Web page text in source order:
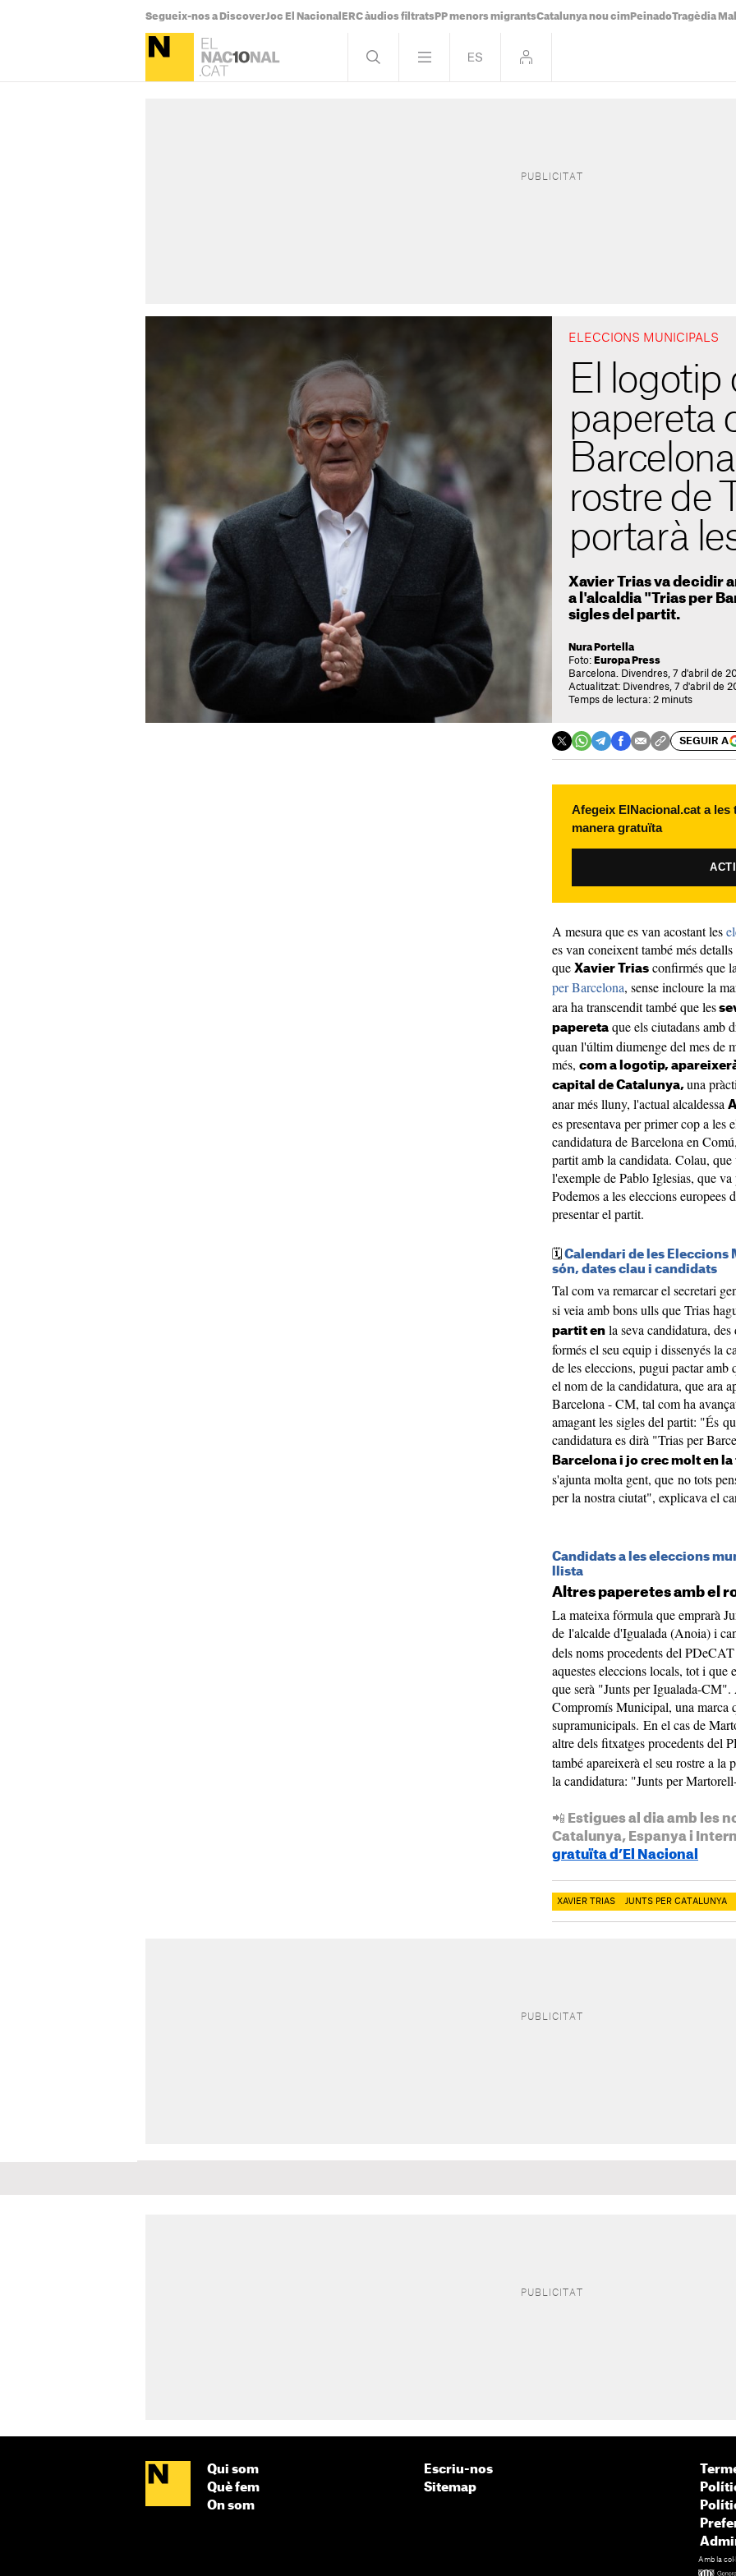
Segueix-nos a DiscoverJoc El Nacional ERC àudios filtrats PP menors migrantsCatalunya nou cim PeinadoTragèdia
ELECCIONS MUNICIPALS
El logotip
papereta
rostre de
portarà
Xavier Trias va decidir
a l'alcaldia "Trias per
sigles del partit.
Nura Portella
Foto: Europa Press
Barcelona. Divendres, 7 d'abril de
Actualitzat: Divendres, 7 d'abril de
Temps de lectura: 2 minuts
SEGUIR A
Afegeix ElNacional.cat a
manera gratuïta
A mesura que es van acostant les
es van coneixent també més
que Xavier Trias confirmés que
per Barcelona, sense incloure la
ara ha transcendit també que les
papereta que els ciutadans amb
quan l'últim diumenge del mes de
més, com a logotip,
capital de Catalunya, una
anar més lluny, l'actual alcaldessa
es presentava per primer cop a les
candidatura de Barcelona en
partit amb la candidata. Colau,
l'exemple de Pablo Iglesias, que va
Podemos a les eleccions europees
presentar el partit.
🗓️ Calendari de les Eleccions
són, dates clau i candidats
Tal com va remarcar el secretari
si veia amb bons ulls que Trias
partit en la seva candidatura,
formés el seu equip i dissenyés la
de les eleccions, pugui pactar
el nom de la candidatura, que ara
Barcelona - CM, tal com ha
amagant les sigles del partit: "És
candidatura es dirà "Trias per
Barcelona i jo crec molt en
s'ajunta molta gent, que no tots
per la nostra ciutat", explicava el
Candidats a les eleccions
llista
Altres paperetes amb el
La mateixa fórmula que emprarà
de l'alcalde d'Igualada (Anoia) i
dels noms procedents del
aquestes eleccions locals, tot i que
que serà "Junts per Igualada-CM".
Compromís Municipal, una marca
supramunicipals. En el cas de
altre dels fitxatges procedents del
també apareixerà el seu rostre a la
la candidatura: "Junts per
📲 Estigues al dia amb les
Catalunya, Espanya i
gratuïta d’El Nacional
XAVIER TRIAS JUNTS PER CATALUNYA
Qui som
Què fem
On som
Escriu-nos
Sitemap
Amb la